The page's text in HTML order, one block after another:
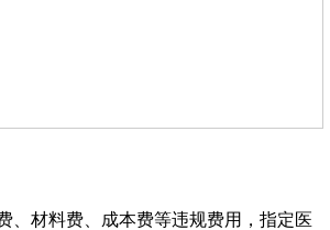
、材料费、成本费等违规费用，指定医